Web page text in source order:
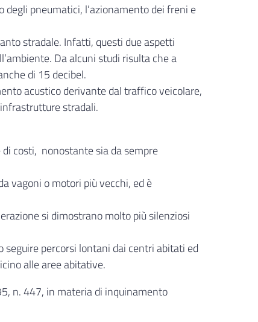
pneumatici, l’azionamento dei freni e
stradale. Infatti, questi due aspetti
Da alcuni studi risulta che a
di 15 decibel.
acustico derivante dal traffico veicolare,
stradali.
costi, nonostante sia da sempre
vagoni o motori più vecchi, ed è
si dimostrano molto più silenziosi
percorsi lontani dai centri abitati ed
alle aree abitative.
n. 447, in materia di inquinamento